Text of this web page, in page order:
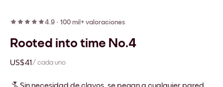
4.9 · 100 mil+ valoraciones
Rooted into time No.4
US$41 / cada uno